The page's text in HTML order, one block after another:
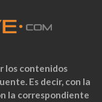
los contenidos
Es decir, con la
la correspondiente